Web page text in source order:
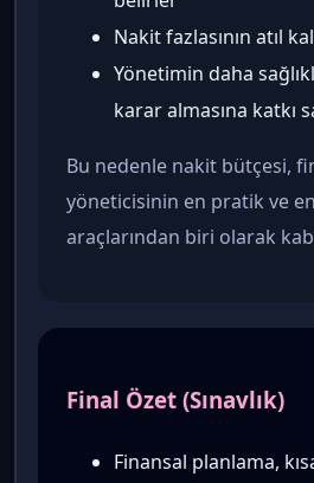
Nakit fazlasının atıl
Yönetimin daha
karar almasına katkı
Bu nedenle nakit bütçesi,
yöneticisinin en pratik ve
araçlarından biri olarak
Final Özet (Sınavlık)
Finansal planlama,